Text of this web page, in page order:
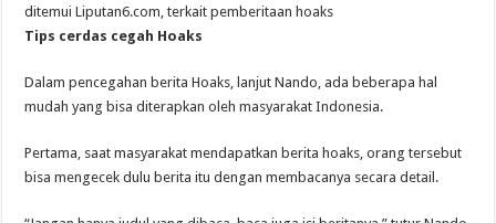
ditemui Liputan6.com, terkait pemberitaan hoaks
Tips cerdas cegah Hoaks
Dalam pencegahan berita Hoaks, lanjut Nando, ada beberapa hal
mudah yang bisa diterapkan oleh masyarakat Indonesia.
Pertama, saat masyarakat mendapatkan berita hoaks, orang tersebut
bisa mengecek dulu berita itu dengan membacanya secara detail.